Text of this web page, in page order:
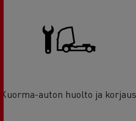
Kuorma-auton huolto ja korjaus